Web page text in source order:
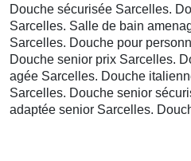
Douche sécurisée Sarcelles.
Sarcelles. Salle de bain
Sarcelles. Douche pour
Douche senior prix Sarcelles.
agée Sarcelles. Douche
Sarcelles. Douche senior
adaptée senior Sarcelles.